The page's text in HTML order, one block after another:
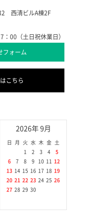
西清ビルA棟2F
00（土日祝休業日）
フォーム
こちら
2026年 9月
日 月 火 水 木 金
土
1
2 3 4
5
6
7 8 9 10 11
12
13 14 15 16 17 18 19
20 21 22 23 24 25 26
27 28 29 30